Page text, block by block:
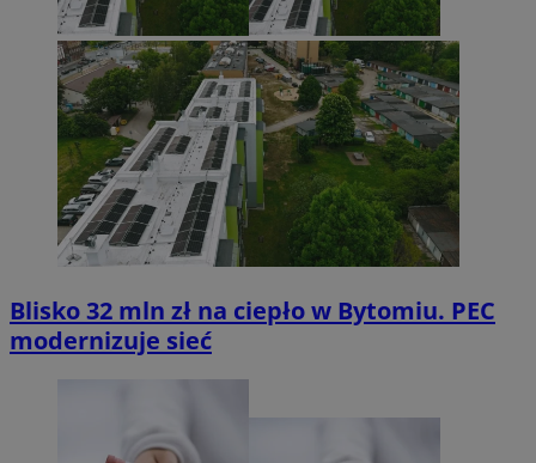
Blisko 32 mln zł na ciepło w Bytomiu. PEC
modernizuje sieć